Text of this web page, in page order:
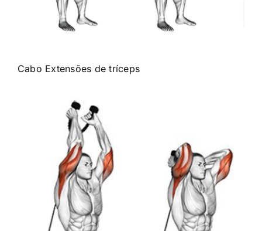
Cabo Extensões de tríceps